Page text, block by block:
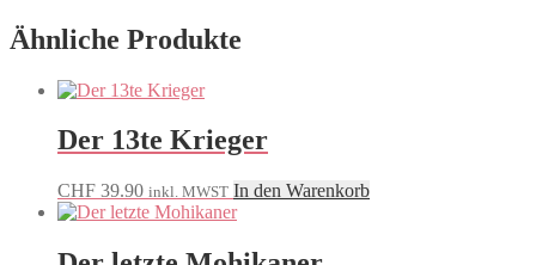
Ähnliche Produkte
Der 13te Krieger
CHF 39.90 inkl. MWST In den Warenkorb